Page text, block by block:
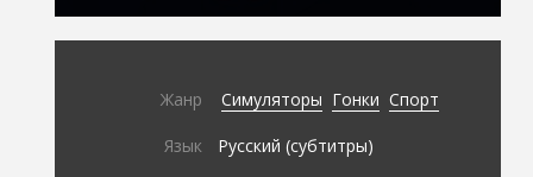
Жанр Симуляторы Гонки Спорт
Язык Русский (субтитры)